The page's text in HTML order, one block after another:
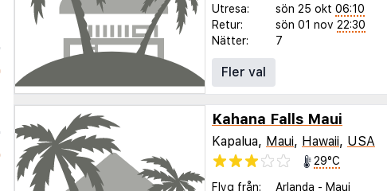
Utresa:
sön 25 okt 06:10
Retur:
sön 01 nov 22:30
Nätter:
7
Fler val
Kahana Falls Maui
Kapalua, Maui, Hawaii, USA
29°C
Flyg från: Arlanda - Maui